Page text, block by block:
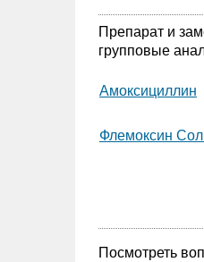
Препарат и
групповые
Амоксициллин
Флемоксин
Посмотреть